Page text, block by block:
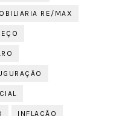
RE/MAX
INFLAÇÃO